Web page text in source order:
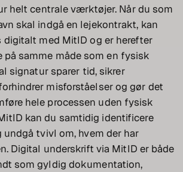
helt centrale værktøjer. Når du som
skal indgå en lejekontrakt, kan
digitalt med MitID og er herefter
på samme måde som en fysisk
signatur sparer tid, sikrer
misforståelser og gør det
hele processen uden fysisk
kan du samtidig identificere
undgå tvivl om, hvem der har
Digital underskrift via MitID er både
som gyldig dokumentation,